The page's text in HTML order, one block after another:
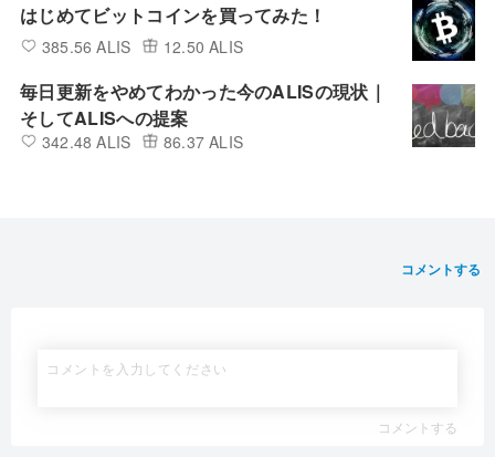
はじめてビットコインを買ってみた！
385.56 ALIS 12.50 ALIS
毎日更新をやめてわかった今のALISの現状｜
そしてALISへの提案
342.48 ALIS 86.37 ALIS
コメントする
コメントする